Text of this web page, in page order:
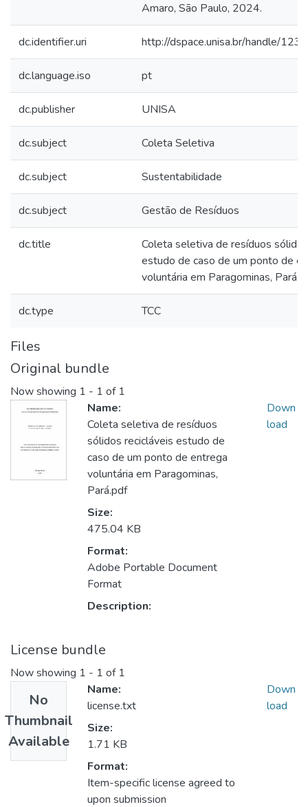
Amaro, São Paulo, 2024.
dc.identifier.uri http://dspace.unisa.br/handle/
dc.language.iso pt
dc.publisher UNISA
dc.subject Coleta Seletiva
dc.subject Sustentabilidade
dc.subject Gestão de Resíduos
dc.title
Coleta seletiva de resíduos
estudo de caso de um ponto de
voluntária em Paragominas, Pará
dc.type TCC
Files
Original bundle
Now showing 1 - 1 of 1
Name:
Coleta seletiva de resíduos
sólidos recicláveis estudo de
caso de um ponto de entrega
voluntária em Paragominas,
Pará.pdf
Size:
475.04 KB
Format:
Adobe Portable Document
Format
Description:
Down
load
License bundle
Now showing 1 - 1 of 1
No
Thumbnail
Available
Name:
license.txt
Size:
1.71 KB
Format:
Item-specific license agreed to
upon submission
Down
load